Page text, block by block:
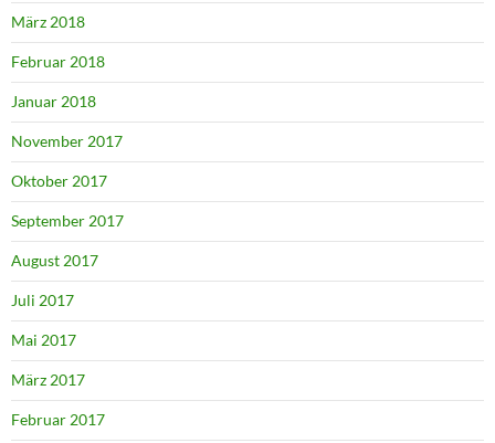
März 2018
Februar 2018
Januar 2018
November 2017
Oktober 2017
September 2017
August 2017
Juli 2017
Mai 2017
März 2017
Februar 2017